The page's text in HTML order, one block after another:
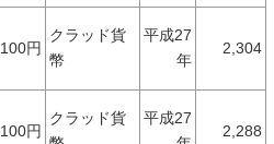
100円
クラッド貨
幣
平成27
年
2,304
100円
クラッド貨
平成27
2,288